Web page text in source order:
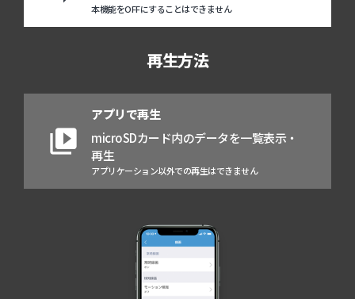
本機能をOFFにすることはできません
再生方法
video_library
アプリで再生
microSDカード内のデータを一覧表示・
再生
アプリケーション以外での再生はできません